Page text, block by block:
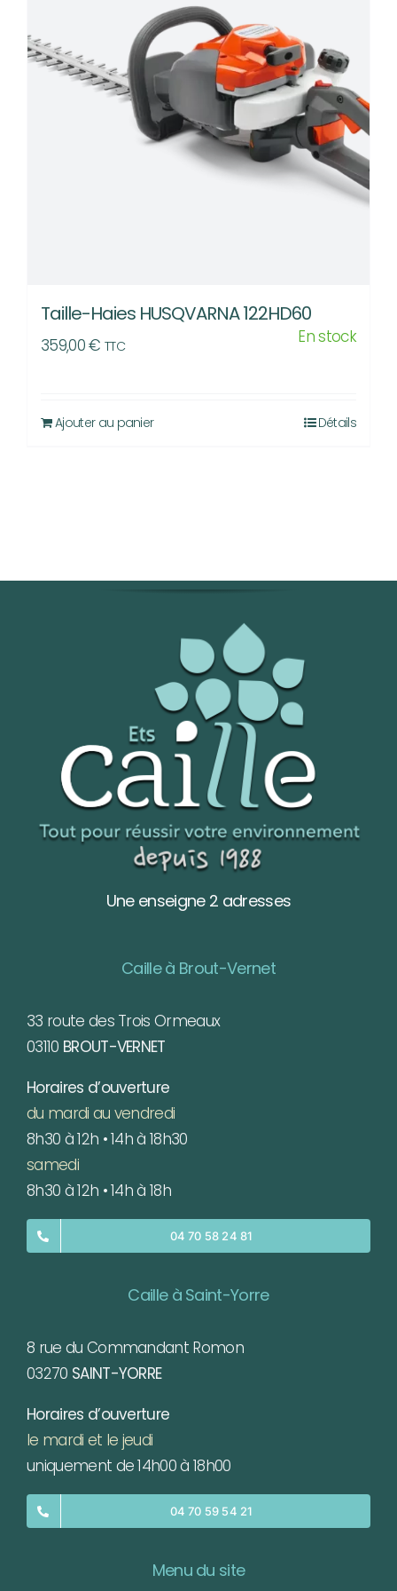
Les
options
peuvent
être
choisies
sur
Taille-Haies HUSQVARNA 122HD60
359,00€ TTC En stock
Ajouter au panier Détails
Une enseigne 2 adresses
Caille à Brout-Vernet
33 route des Trois Ormeaux
03110 BROUT-VERNET
Horaires d’ouverture
du mardi au vendredi
8h30 à 12h • 14h à 18h30
samedi
8h30 à 12h • 14h à 18h
04 70 58 24 81
Caille à Saint-Yorre
8 rue du Commandant Romon
03270 SAINT-YORRE
Horaires d’ouverture
le mardi et le jeudi
uniquement de 14h00 à 18h00
04 70 59 54 21
Menu du site